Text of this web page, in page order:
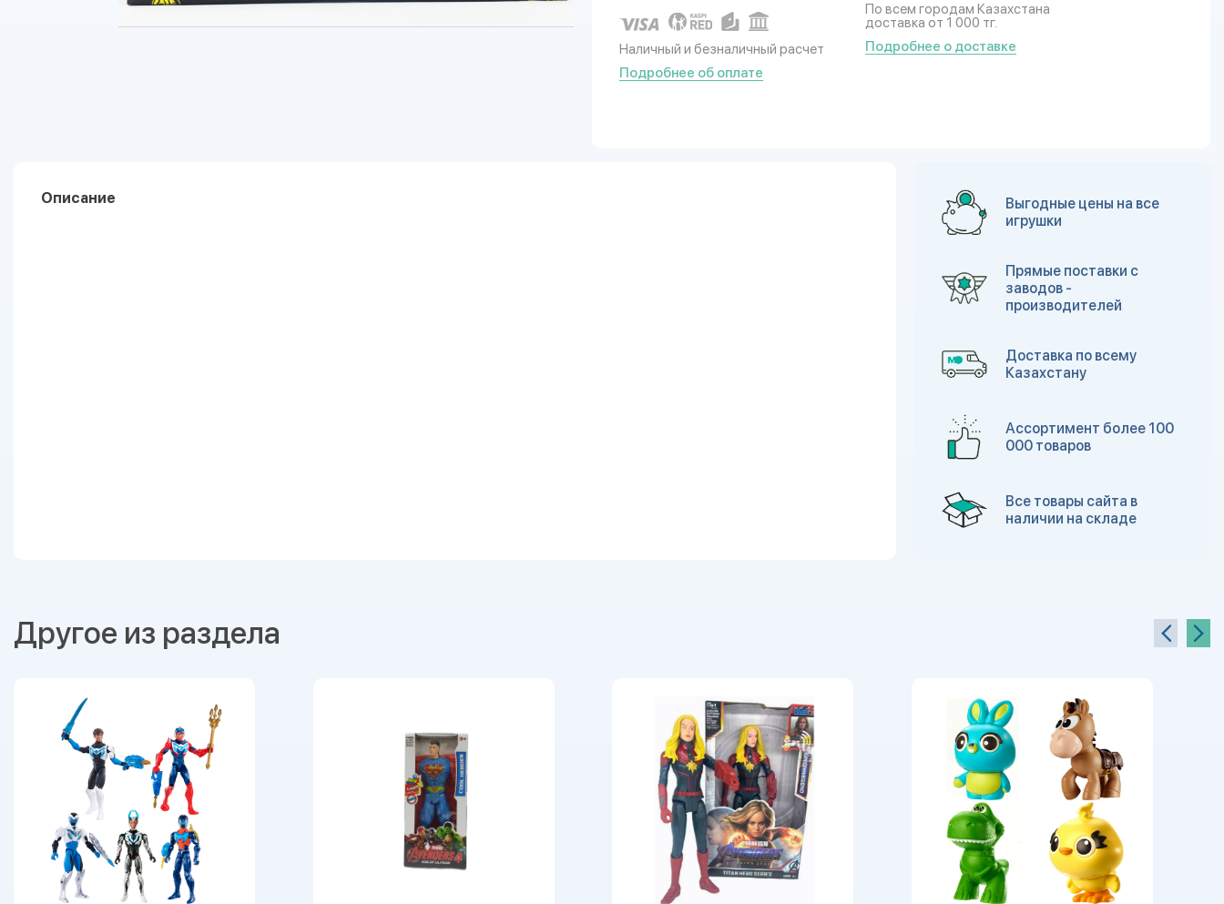
Наличный и безналичный расчет
Подробнее об оплате
По всем городам Казахстана
доставка от 1 000 тг.
Подробнее о доставке
Описание
Выгодные цены на все
игрушки
Прямые поставки с
заводов -
производителей
Доставка по всему
Казахстану
Ассортимент более 100
000 товаров
Все товары сайта в
наличии на складе
Другое из раздела